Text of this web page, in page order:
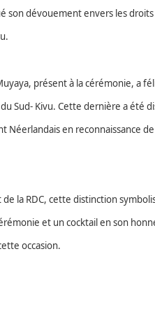
son dévouement envers les
présent à la cérémonie, a
Sud- Kivu. Cette dernière a été
Néerlandais en reconnaissance
la RDC, cette distinction
et un cocktail en son
occasion.